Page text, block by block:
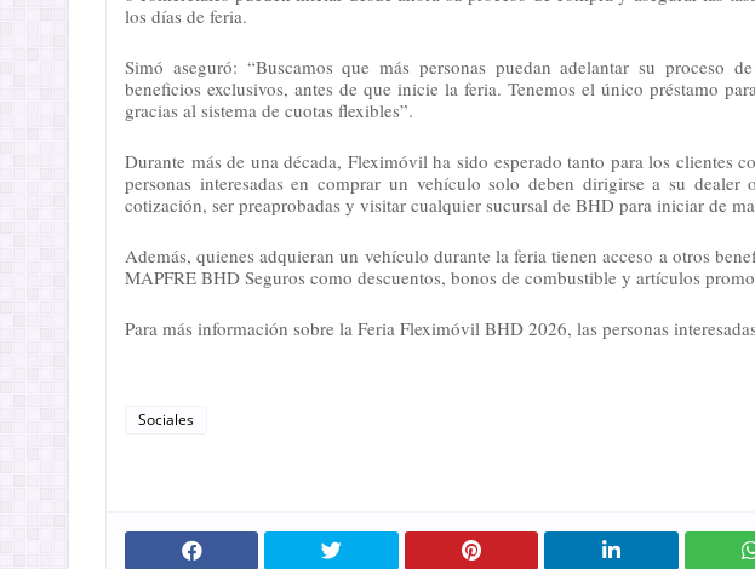
los días de feria.
Simó aseguró: “Buscamos que más personas puedan adelantar su proceso
beneficios exclusivos, antes de que inicie la feria. Tenemos el único préstamo
gracias al sistema de cuotas flexibles”.
Durante más de una década, Fleximóvil ha sido esperado tanto para los clientes
personas interesadas en comprar un vehículo solo deben dirigirse a su dealer
cotización, ser preaprobadas y visitar cualquier sucursal de BHD para iniciar de
Además, quienes adquieran un vehículo durante la feria tienen acceso a otros
MAPFRE BHD Seguros como descuentos, bonos de combustible y artículos
Para más información sobre la Feria Fleximóvil BHD 2026, las personas
Sociales